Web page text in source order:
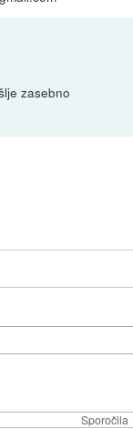
zasebno
Sporočila